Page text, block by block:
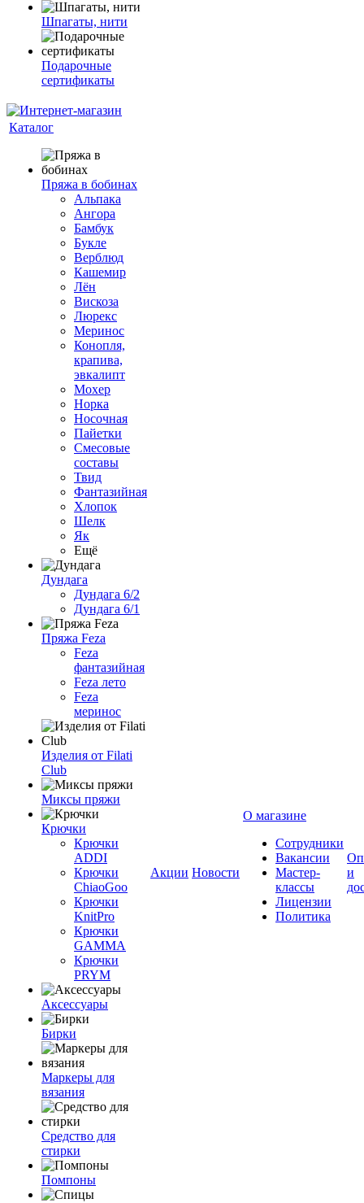
Шпагаты, нити
Подарочные
сертификаты
Каталог
Пряжа в бобинах
Альпака
Ангора
Бамбук
Букле
Верблюд
Кашемир
Лён
Вискоза
Люрекс
Меринос
Конопля,
крапива,
эвкалипт
Мохер
Норка
Носочная
Пайетки
Смесовые
составы
Твид
Фантазийная
Хлопок
Шелк
Як
Ещё
Дундага
Дундага 6/2
Дундага 6/1
Пряжа Feza
Feza
фантазийная
Feza лето
Feza
меринос
Изделия от Filati
Club
Миксы пряжи
Крючки
Крючки
ADDI
Крючки
ChiaoGoo
Крючки
KnitPro
Крючки
GAMMA
Крючки
PRYM
Аксессуары
Бирки
Маркеры для
вязания
Средство для
стирки
Помпоны
Акции Новости
О магазине
Сотрудники
Вакансии
Мастер-
классы
Лицензии
Политика
и